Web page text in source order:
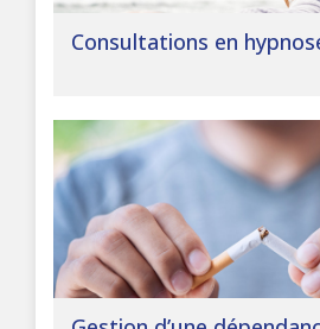
Consultations en